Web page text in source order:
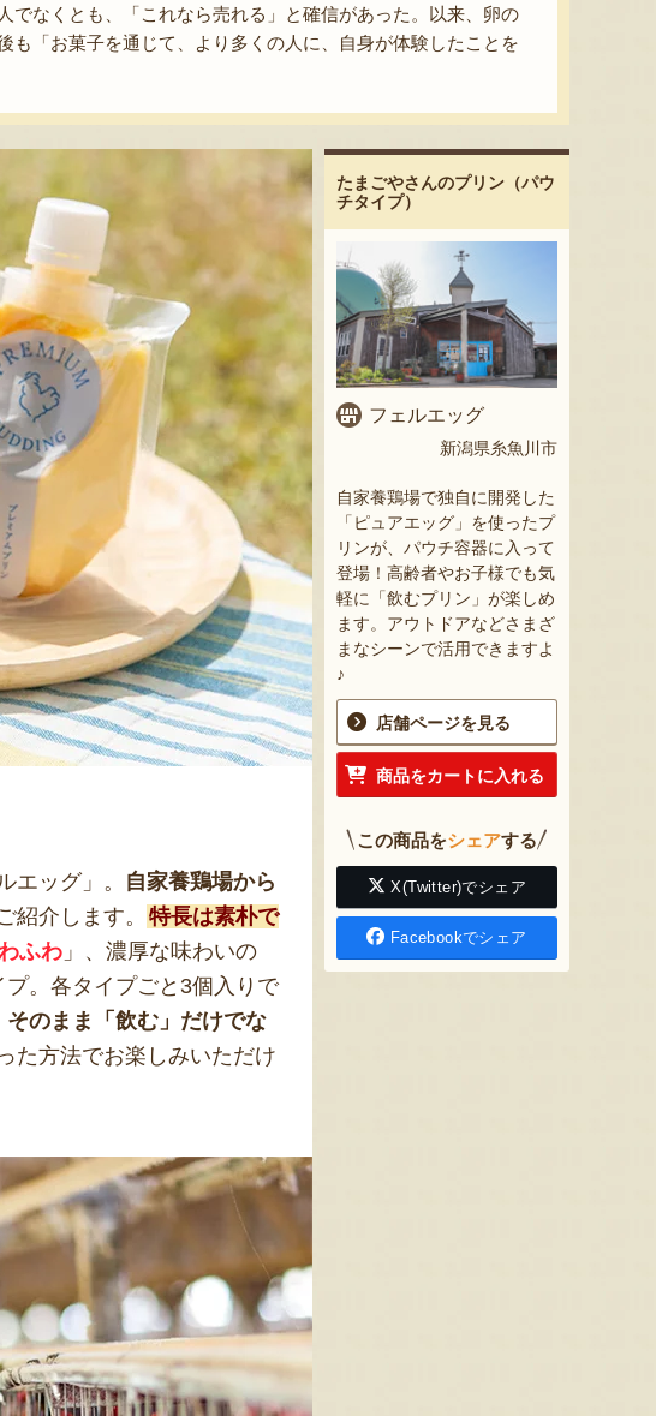
なくとも、「これなら売れる」と確信があった。以来、卵の
「お菓子を通じて、より多くの人に、自身が体験したことを
エッグ」。 自家養鶏場から
紹介します。 特長は素朴で
ふわ 」、濃厚な味わいの
プ。各タイプごと3個入りで
そのまま「飲む」だけでな
た方法でお楽しみいただけ
たまごやさんのプリン（パウ
チタイプ）
フェルエッグ
新潟県糸魚川市
自家養鶏場で独自に開発した
「ピュアエッグ」を使ったプ
リンが、パウチ容器に入って
登場！高齢者やお子様でも気
軽に「飲むプリン」が楽しめ
ます。アウトドアなどさまざ
まなシーンで活用できますよ
♪
店舗ページを見る
商品をカートに入れる
この商品をシェアする
X(Twitter)でシェア
Facebookでシェア